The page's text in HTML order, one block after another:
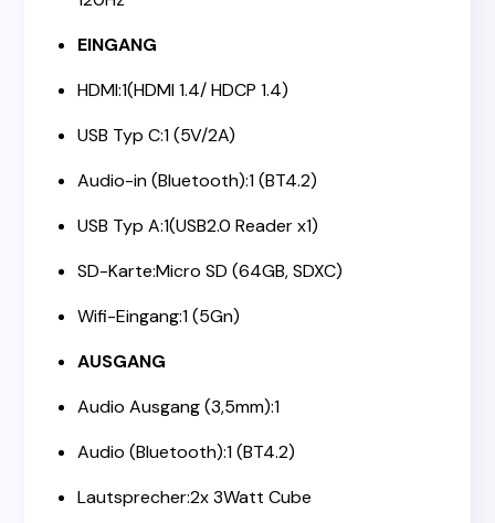
EINGANG
HDMI:1(HDMI 1.4/ HDCP 1.4)
USB Typ C:1 (5V/2A)
Audio-in (Bluetooth):1 (BT4.2)
USB Typ A:1(USB2.0 Reader x1)
SD-Karte:Micro SD (64GB, SDXC)
Wifi-Eingang:1 (5Gn)
AUSGANG
Audio Ausgang (3,5mm):1
Audio (Bluetooth):1 (BT4.2)
Lautsprecher:2x 3Watt Cube